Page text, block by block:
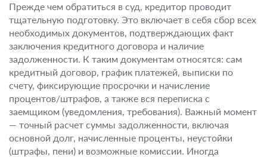
Прежде чем обратиться в суд, кредитор проводит
тщательную подготовку. Это включает в себя сбор всех
необходимых документов, подтверждающих факт
заключения кредитного договора и наличие
задолженности. К таким документам относятся: сам
кредитный договор, график платежей, выписки по
счету, фиксирующие просрочки и начисление
процентов/штрафов, а также вся переписка с
заемщиком (уведомления, требования). Важный момент
— точный расчет суммы задолженности, включая
основной долг, начисленные проценты, неустойки
(штрафы, пени) и возможные комиссии. Иногда